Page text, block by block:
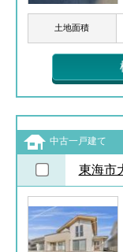
土地面積
中古一戸建て
東海市